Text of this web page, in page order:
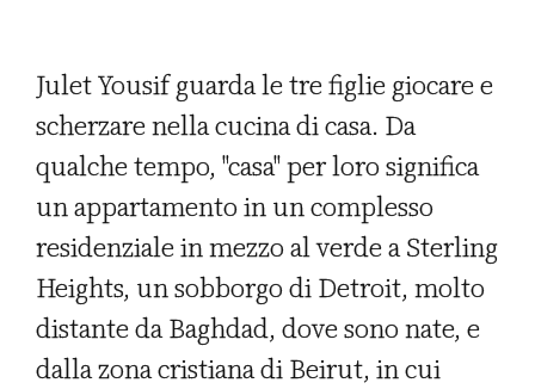
Julet Yousif guarda le tre figlie giocare e
scherzare nella cucina di casa. Da
qualche tempo, "casa" per loro significa
un appartamento in un complesso
residenziale in mezzo al verde a Sterling
Heights, un sobborgo di Detroit, molto
distante da Baghdad, dove sono nate, e
dalla zona cristiana di Beirut, in cui